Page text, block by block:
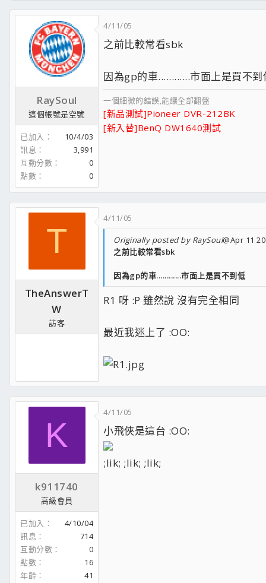
RaySoul
這個帳號是空號
已加入
10/4/03
訊息
3,991
互動分數
0
點數
0
4/11/05
之前比較常看sbk
因為gp的車............市面上是買不到
一個細微的錯誤,能讓全部翻盤
[新品測試]Pioneer DVR-212BK
[新入替]BenQ DW1640測試
T
TheAnswerT
W
訪客
4/11/05
Originally posted by RaySoul@Apr 11
之前比較常看sbk
因為gp的車............市面上是買不到低
R1 呀 :P 雖然說 沒有完全相同
最近我迷上了 :OO:
K
k911740
高級會員
已加入
4/10/04
訊息
714
互動分數
0
點數
16
年齡
41
4/11/05
小飛俠是這台 :OO:
;lik; ;lik; ;lik;